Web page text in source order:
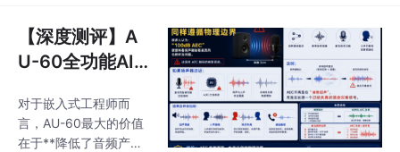
发、高性能输出的音频
选择，成为多领域语音
块
工程落地三个维度展开
技术拆解。
【深度测评】A
U-60全功能AI
工业级音频解决
方案的硬核实力
对于嵌入式工程师而
言，AU-60最大的价值
在于**降低了音频产品